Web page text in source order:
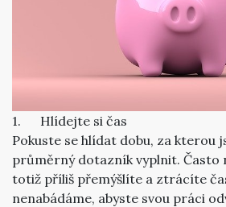
1. Hlídejte si čas
Pokuste se hlídat dobu, za kterou
průměrný dotazník vyplnit. Často
totiž příliš přemýšlíte a ztrácíte
nenabádáme, abyste svou práci